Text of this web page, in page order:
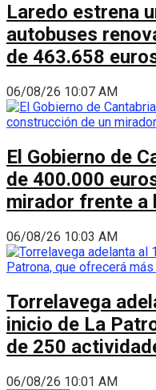
Laredo estrena
autobuses
de 463.658
06/08/26 10:07 AM
El Gobierno de
de 400.000
mirador frente a
06/08/26 10:03 AM
Torrelavega
inicio de La
de 250
06/08/26 10:01 AM